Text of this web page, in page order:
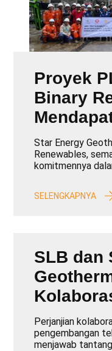
Proyek
Binary
Laik
Star Energy
Renewables,
komitmennya
SELENGKAPNYA
SLB dan
Perjanjian
pengembangan
menjawab